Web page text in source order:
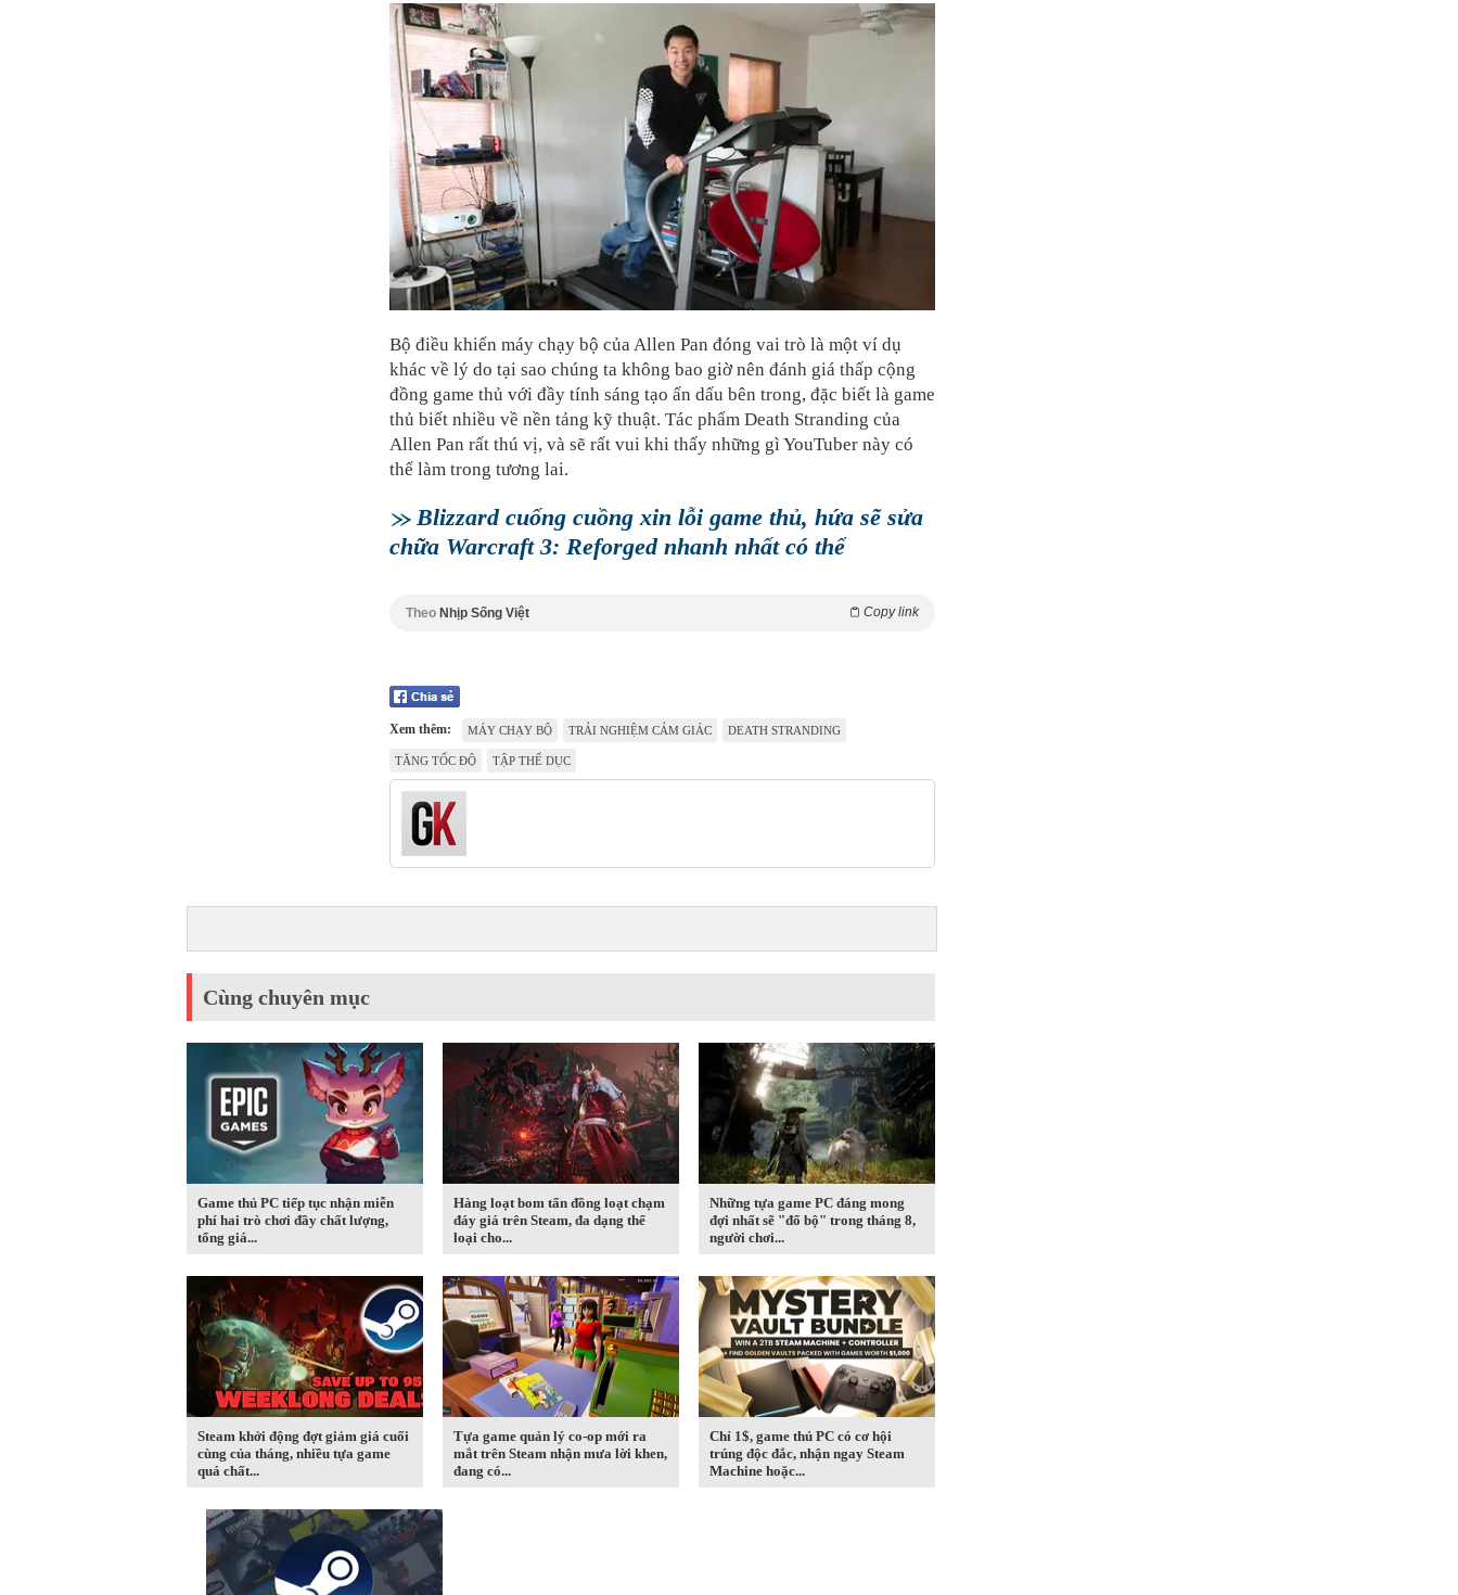
Bộ điều khiển máy chạy bộ của Allen Pan đóng vai trò là một ví dụ
khác về lý do tại sao chúng ta không bao giờ nên đánh giá thấp cộng
đồng game thủ với đầy tính sáng tạo ấn dấu bên trong, đặc biết là game
thủ biết nhiều về nền tảng kỹ thuật. Tác phẩm Death Stranding của
Allen Pan rất thú vị, và sẽ rất vui khi thấy những gì YouTuber này có
thể làm trong tương lai.
Blizzard cuống cuồng xin lỗi game thủ, hứa sẽ sửa
chữa Warcraft 3: Reforged nhanh nhất có thể
Theo Nhịp Sống Việt Copy link
Xem thêm: MÁY CHẠY BỘ TRẢI NGHIỆM CẢM GIÁC DEATH STRANDING
TĂNG TỐC ĐỘ TẬP THỂ DỤC
Cùng chuyên mục
Game thủ PC tiếp tục nhận miễn
phí hai trò chơi đầy chất lượng,
tổng giá...
Hàng loạt bom tấn đồng loạt chạm
đáy giá trên Steam, đa dạng thể
loại cho...
Những tựa game PC đáng mong
đợi nhất sẽ "đổ bộ" trong tháng 8,
người chơi...
Steam khởi động đợt giảm giá cuối
cùng của tháng, nhiều tựa game
quá chất...
Tựa game quản lý co-op mới ra
mắt trên Steam nhận mưa lời khen,
đang có...
Chỉ 1$, game thủ PC có cơ hội
trúng độc đắc, nhận ngay Steam
Machine hoặc...